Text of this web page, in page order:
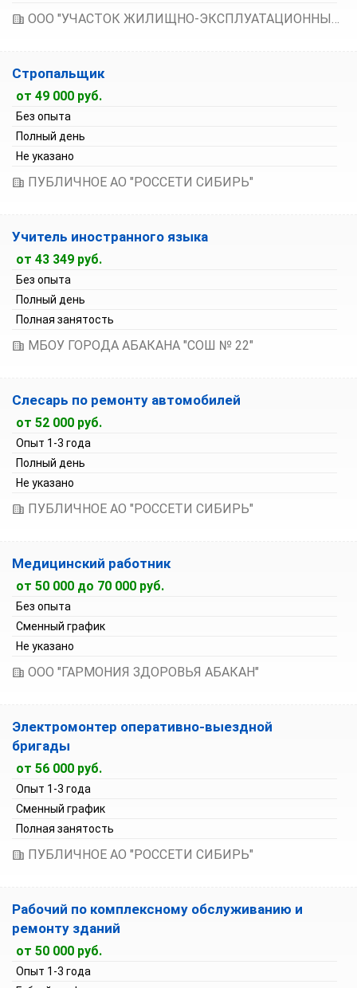
ООО "УЧАСТОК ЖИЛИЩНО-ЭКСПЛУАТАЦИОННЫХ УСЛУГ № 2"
Стропальщик
от 49 000 руб.
Без опыта
Полный день
Не указано
ПУБЛИЧНОЕ АО "РОССЕТИ СИБИРЬ"
Учитель иностранного языка
от 43 349 руб.
Без опыта
Полный день
Полная занятость
МБОУ ГОРОДА АБАКАНА "СОШ № 22"
Слесарь по ремонту автомобилей
от 52 000 руб.
Опыт 1-3 года
Полный день
Не указано
ПУБЛИЧНОЕ АО "РОССЕТИ СИБИРЬ"
Медицинский работник
от 50 000 до 70 000 руб.
Без опыта
Сменный график
Не указано
ООО "ГАРМОНИЯ ЗДОРОВЬЯ АБАКАН"
Электромонтер оперативно-выездной
бригады
от 56 000 руб.
Опыт 1-3 года
Сменный график
Полная занятость
ПУБЛИЧНОЕ АО "РОССЕТИ СИБИРЬ"
Рабочий по комплексному обслуживанию и
ремонту зданий
от 50 000 руб.
Опыт 1-3 года